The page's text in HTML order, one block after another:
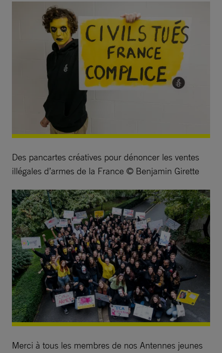
Des pancartes créatives pour dénoncer les ventes
illégales d’armes de la France © Benjamin Girette
Merci à tous les membres de nos Antennes jeunes